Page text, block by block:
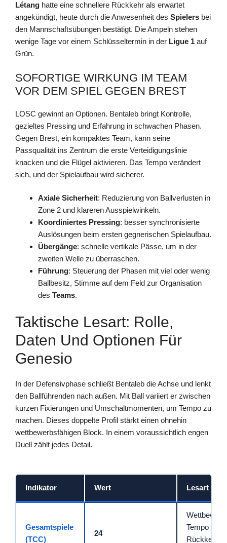
Létang hatte eine schnellere Rückkehr als erwartet
angekündigt, heute durch die Anwesenheit des Spielers bei
den Mannschaftsübungen bestätigt. Die Ampeln stehen
wenige Tage vor einem Schlüsseltermin in der Ligue 1 auf
Grün.
SOFORTIGE WIRKUNG IM TEAM
VOR DEM SPIEL GEGEN BREST
LOSC gewinnt an Optionen. Bentaleb bringt Kontrolle,
gezieltes Pressing und Erfahrung in schwachen Phasen.
Gegen Brest, ein kompaktes Team, kann seine
Passqualität ins Zentrum die erste Verteidigungslinie
knacken und die Flügel aktivieren. Das Tempo verändert
sich, und der Spielaufbau wird sicherer.
Axiale Sicherheit: Reduzierung von Ballverlusten in
Zone 2 und klareren Ausspielwinkeln.
Koordiniertes Pressing: besser synchronisierte
Auslösungen beim ersten gegnerischen Spielaufbau.
Übergänge: schnelle vertikale Pässe, um in der
zweiten Welle zu überraschen.
Führung: Steuerung der Phasen mit viel oder wenig
Ballbesitz, Stimme auf dem Feld zur Organisation
des Teams.
Taktische Lesart: Rolle,
Daten Und Optionen Für
Genesio
In der Defensivphase schließt Bentaleb die Achse und lenkt
den Ballführenden nach außen. Mit Ball variiert er zwischen
kurzen Fixierungen und Umschaltmomenten, um Tempo zu
machen. Dieses doppelte Profil stärkt einen ohnehin
wettbewerbsfähigen Block. In einem voraussichtlich engen
Duell zählt jedes Detail.
Indikator Wert Lesart für
Gesamtspiele
(TCC)
24
Tempo
Rückkehr in